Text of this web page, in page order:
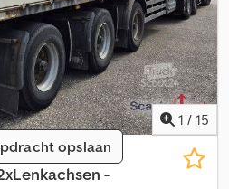
1 / 15
-
opslaan